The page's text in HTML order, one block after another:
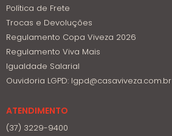
Política de Frete
Trocas e Devoluções
Regulamento Copa Viveza 2026
Regulamento Viva Mais
Igualdade Salarial
Ouvidoria LGPD: lgpd@casaviveza.com.br
ATENDIMENTO
(37) 3229-9400